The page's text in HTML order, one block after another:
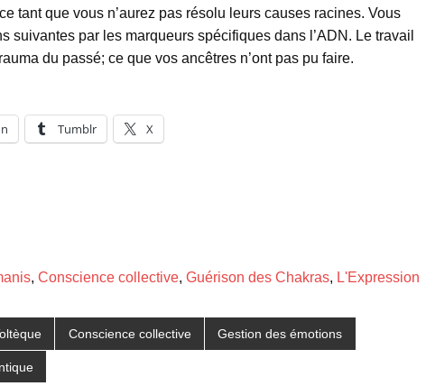
tant que vous n’aurez pas résolu leurs causes racines. Vous
suivantes par les marqueurs spécifiques dans l’ADN. Le travail
du passé; ce que vos ancêtres n’ont pas pu faire.
Tumblr X
, Conscience collective, Guérison des Chakras, L'Expression
Conscience collective Gestion des émotions